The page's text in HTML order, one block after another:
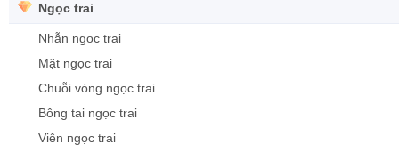
Ngọc trai
Nhẫn ngọc trai
Mặt ngọc trai
Chuỗi vòng ngọc trai
Bông tai ngọc trai
Viên ngọc trai